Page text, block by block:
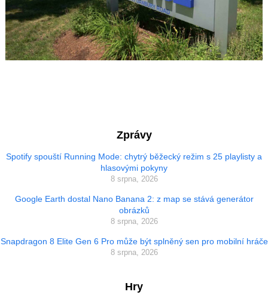
Zprávy
Spotify spouští Running Mode: chytrý běžecký režim s 25 playlisty a
hlasovými pokyny
8 srpna, 2026
Google Earth dostal Nano Banana 2: z map se stává generátor
obrázků
8 srpna, 2026
Snapdragon 8 Elite Gen 6 Pro může být splněný sen pro mobilní hráče
8 srpna, 2026
Hry